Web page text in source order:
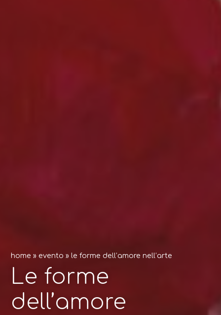
home » evento »le forme dell’amore nell’arte
Le forme
dell’amore